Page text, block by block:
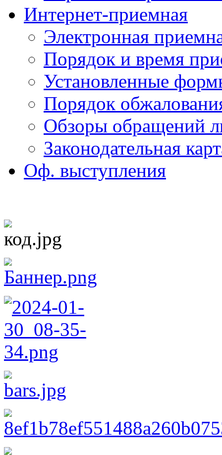
Интернет-приемная
Электронная
Порядок и время
Установленные
Порядок
Обзоры обращений
Законодательная
Оф. выступления